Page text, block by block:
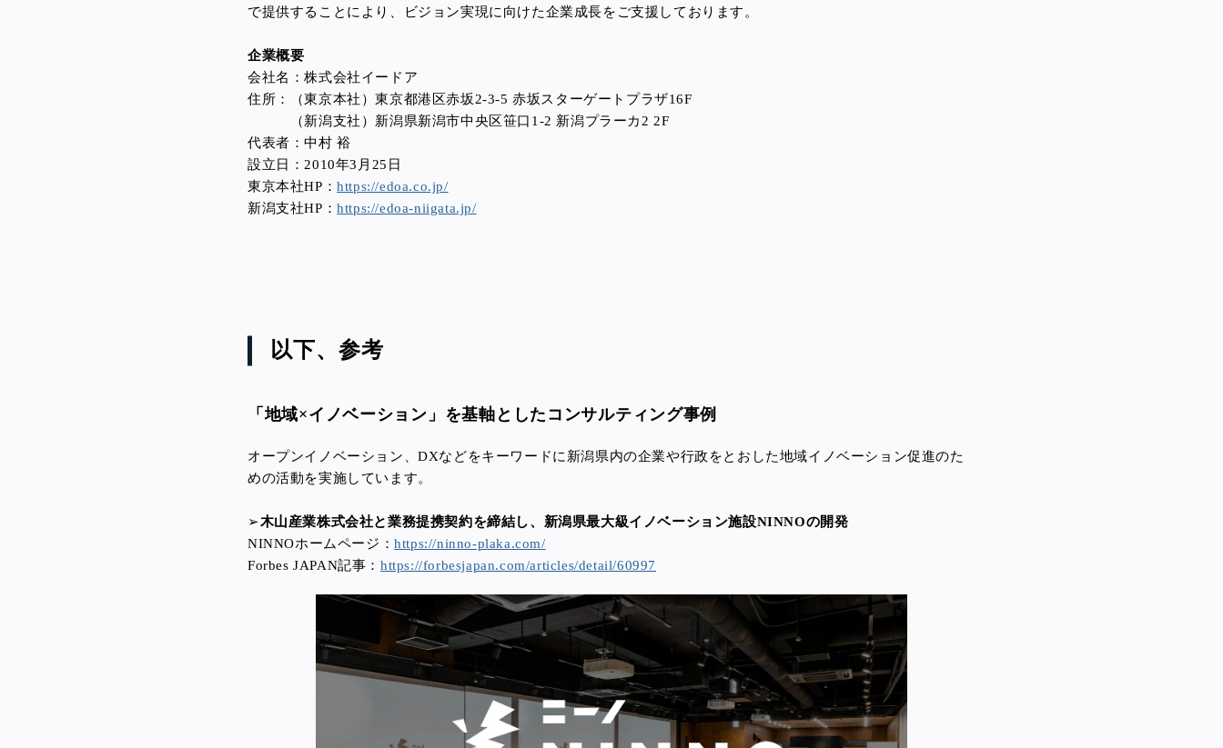
で提供することにより、ビジョン実現に向けた企業成長をご支援しております。
企業概要
会社名：株式会社イードア
住所：（東京本社）東京都港区赤坂2-3-5 赤坂スターゲートプラザ16F
（新潟支社）新潟県新潟市中央区笹口1-2 新潟プラーカ2 2F
代表者：中村 裕
設立日：2010年3月25日
東京本社HP：https://edoa.co.jp/
新潟支社HP：https://edoa-niigata.jp/
以下、参考
「地域×イノベーション」を基軸としたコンサルティング事例
オープンイノベーション、DXなどをキーワードに新潟県内の企業や行政をとおした地域イノベーション促進のた
めの活動を実施しています。
➢木山産業株式会社と業務提携契約を締結し、新潟県最大級イノベーション施設NINNOの開発
NINNOホームページ：https://ninno-plaka.com/
Forbes JAPAN記事： https://forbesjapan.com/articles/detail/60997